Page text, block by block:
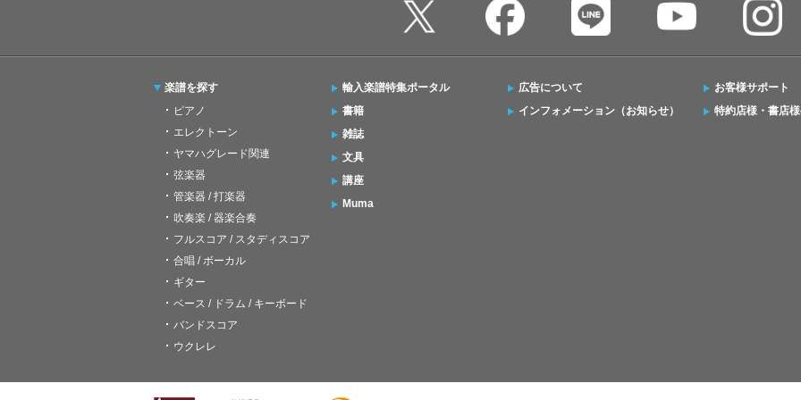
楽譜を探す
ピアノ
エレクトーン
ヤマハグレード関連
弦楽器
管楽器 / 打楽器
吹奏楽 / 器楽合奏
フルスコア / スタディスコア
合唱 / ボーカル
ギター
ベース / ドラム / キーボード
バンドスコア
ウクレレ
輸入楽譜特集ポータル
書籍
雑誌
文具
講座
Muma
広告について
インフォメーション（お知らせ）
お客様サポート
特約店様・書店